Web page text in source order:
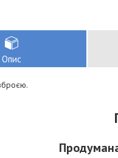
Опис